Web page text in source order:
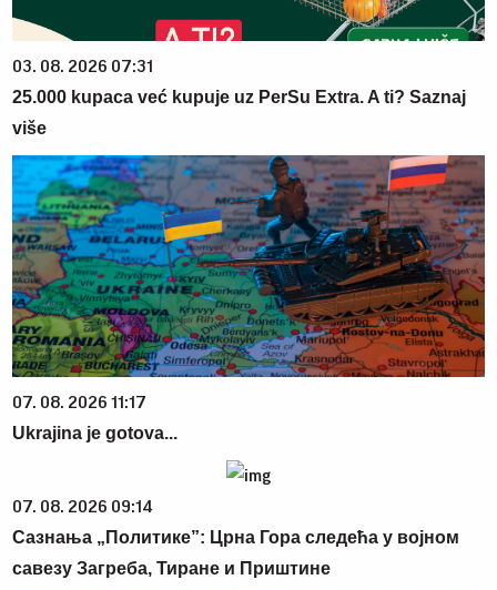
03. 08. 2026 07:31
25.000 kupaca već kupuje uz PerSu Extra. A ti? Saznaj
više
07. 08. 2026 11:17
Ukrajina je gotova...
07. 08. 2026 09:14
Сазнања „Политике”: Црна Гора следећа у војном
савезу Загреба, Тиране и Приштине